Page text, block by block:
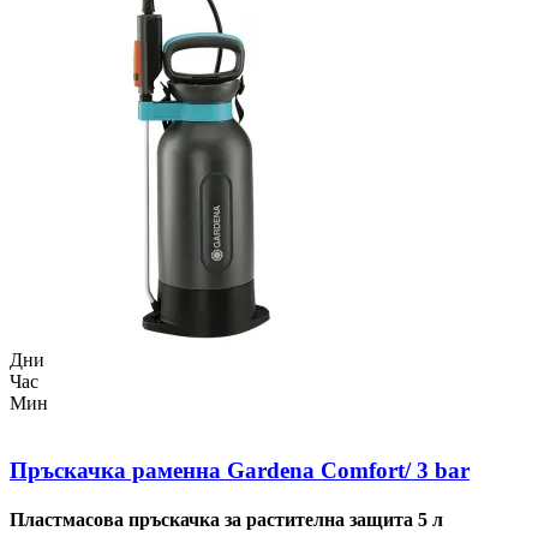
Дни
Час
Мин
Пръскачка раменна Gardena Comfort/ 3 bar
Пластмасова пръскачка за растителна защита 5 л